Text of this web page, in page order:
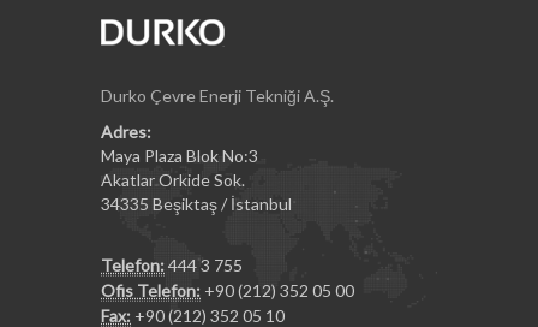
Durko Çevre Enerji Tekniği A.Ş.
Adres:
Maya Plaza Blok No:3
Akatlar Orkide Sok.
34335 Beşiktaş / İstanbul
Telefon: 444 3 755
Ofis Telefon: +90 (212) 352 05 00
Fax: +90 (212) 352 05 10